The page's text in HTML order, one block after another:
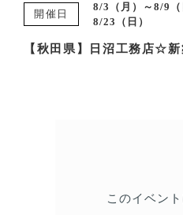
開催日
8/3（月）～8/9
8/23（日）
【秋田県】日沼工務店☆
このイベン